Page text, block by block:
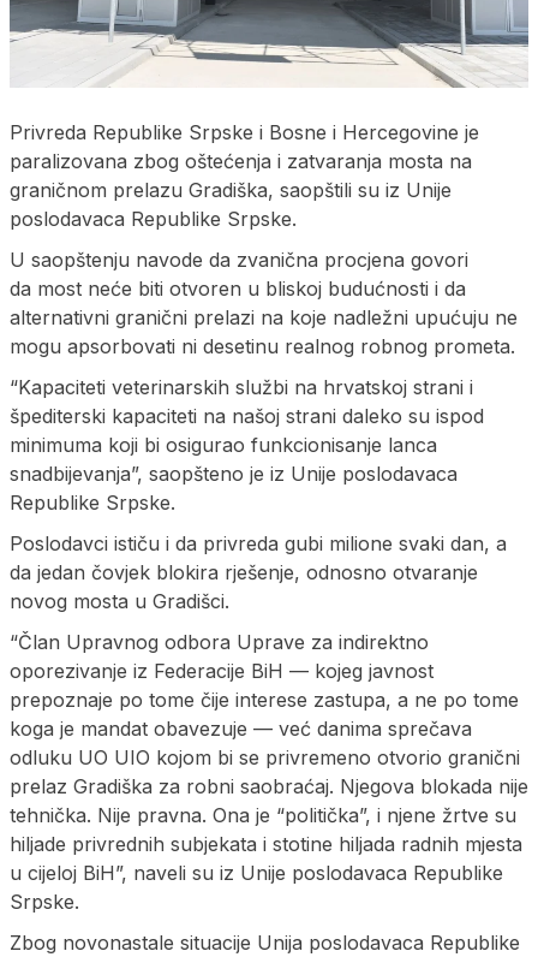
Privreda Republike Srpske i Bosne i Hercegovine je
paralizovana zbog oštećenja i zatvaranja mosta na
graničnom prelazu Gradiška, saopštili su iz Unije
poslodavaca Republike Srpske.
U saopštenju navode da zvanična procjena govori
da most neće biti otvoren u bliskoj budućnosti i da
alternativni granični prelazi na koje nadležni upućuju ne
mogu apsorbovati ni desetinu realnog robnog prometa.
“Kapaciteti veterinarskih službi na hrvatskoj strani i
špediterski kapaciteti na našoj strani daleko su ispod
minimuma koji bi osigurao funkcionisanje lanca
snadbijevanja”, saopšteno je iz Unije poslodavaca
Republike Srpske.
Poslodavci ističu i da privreda gubi milione svaki dan, a
da jedan čovjek blokira rješenje, odnosno otvaranje
novog mosta u Gradišci.
“Član Upravnog odbora Uprave za indirektno
oporezivanje iz Federacije BiH — kojeg javnost
prepoznaje po tome čije interese zastupa, a ne po tome
koga je mandat obavezuje — već danima sprečava
odluku UO UIO kojom bi se privremeno otvorio granični
prelaz Gradiška za robni saobraćaj. Njegova blokada nije
tehnička. Nije pravna. Ona je “politička”, i njene žrtve su
hiljade privrednih subjekata i stotine hiljada radnih mjesta
u cijeloj BiH”, naveli su iz Unije poslodavaca Republike
Srpske.
Zbog novonastale situacije Unija poslodavaca Republike